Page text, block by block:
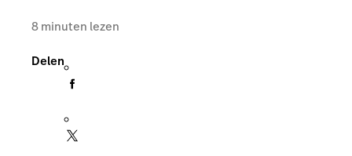
8minuten lezen
Delen